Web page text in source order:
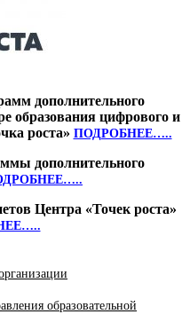
дополнительного
образования цифрового и
роста» ПОДРОБНЕЕ…..
дополнительного
Центра «Точек роста»
образовательной